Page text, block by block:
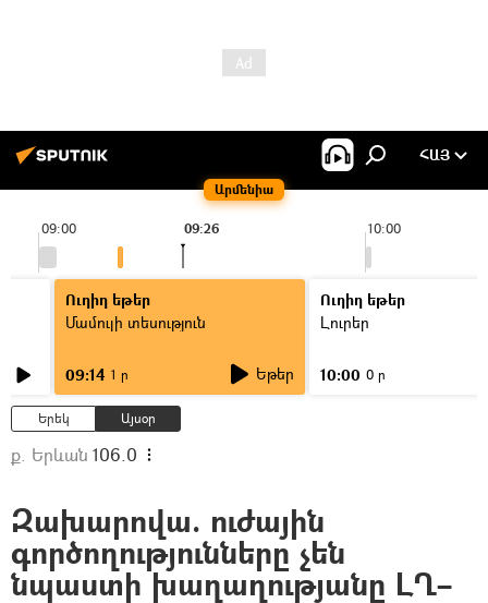
Արմենիա
ՀԱՅ
09:00 10:00
09:26
Ուղիղ եթեր
Մամուլի տեսություն
09:14 1 ր Եթեր
Ուղիղ եթեր
Լուրեր
10:00 0 ր
Երեկ Այսօր
ք. Երևան 106.0
Զախարովա. ուժային
գործողությունները չեն
նպաստի խաղաղությանը ԼՂ–